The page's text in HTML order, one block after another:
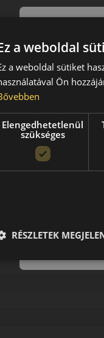
lemezfelni
index
a weboldal
a weboldal sütiket
Ön
Elengedhetetlenül
szükséges
RÉSZLETEK